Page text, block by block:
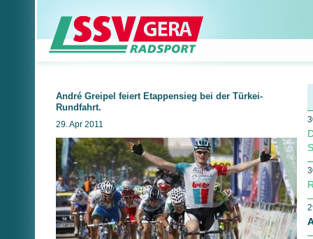
André Greipel feiert Etappensieg bei der Türkei-
Rundfahrt.
29. Apr 2011